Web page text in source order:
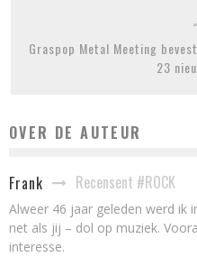
Graspop Metal Meeting
23
OVER DE AUTEUR
Frank Recensent #ROCK
Alweer 46 jaar geleden werd ik
net als jij – dol op muziek.
interesse.